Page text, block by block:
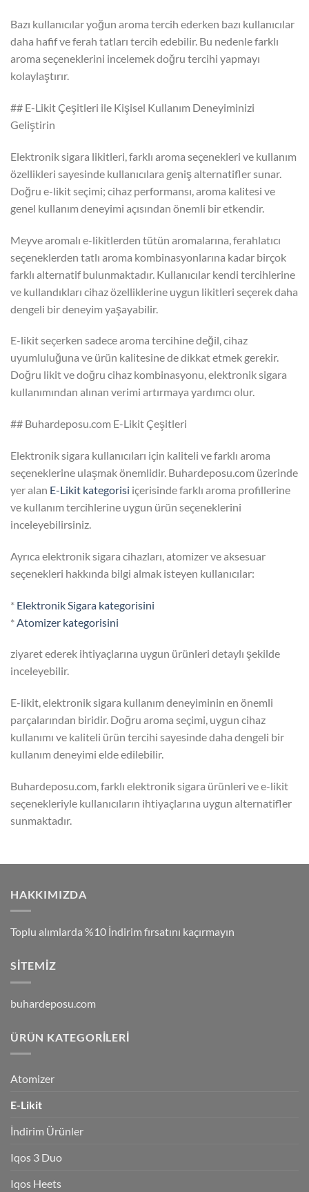
Bazı kullanıcılar yoğun aroma tercih ederken bazı kullanıcılar
daha hafif ve ferah tatları tercih edebilir. Bu nedenle farklı
aroma seçeneklerini incelemek doğru tercihi yapmayı
kolaylaştırır.
## E-Likit Çeşitleri ile Kişisel Kullanım Deneyiminizi
Geliştirin
Elektronik sigara likitleri, farklı aroma seçenekleri ve kullanım
özellikleri sayesinde kullanıcılara geniş alternatifler sunar.
Doğru e-likit seçimi; cihaz performansı, aroma kalitesi ve
genel kullanım deneyimi açısından önemli bir etkendir.
Meyve aromalı e-likitlerden tütün aromalarına, ferahlatıcı
seçeneklerden tatlı aroma kombinasyonlarına kadar birçok
farklı alternatif bulunmaktadır. Kullanıcılar kendi tercihlerine
ve kullandıkları cihaz özelliklerine uygun likitleri seçerek daha
dengeli bir deneyim yaşayabilir.
E-likit seçerken sadece aroma tercihine değil, cihaz
uyumluluğuna ve ürün kalitesine de dikkat etmek gerekir.
Doğru likit ve doğru cihaz kombinasyonu, elektronik sigara
kullanımından alınan verimi artırmaya yardımcı olur.
## Buhardeposu.com E-Likit Çeşitleri
Elektronik sigara kullanıcıları için kaliteli ve farklı aroma
seçeneklerine ulaşmak önemlidir. Buhardeposu.com üzerinde
yer alan E-Likit kategorisi içerisinde farklı aroma profillerine
ve kullanım tercihlerine uygun ürün seçeneklerini
inceleyebilirsiniz.
Ayrıca elektronik sigara cihazları, atomizer ve aksesuar
seçenekleri hakkında bilgi almak isteyen kullanıcılar:
* Elektronik Sigara kategorisini
* Atomizer kategorisini
ziyaret ederek ihtiyaçlarına uygun ürünleri detaylı şekilde
inceleyebilir.
E-likit, elektronik sigara kullanım deneyiminin en önemli
parçalarından biridir. Doğru aroma seçimi, uygun cihaz
kullanımı ve kaliteli ürün tercihi sayesinde daha dengeli bir
kullanım deneyimi elde edilebilir.
Buhardeposu.com, farklı elektronik sigara ürünleri ve e-likit
seçenekleriyle kullanıcıların ihtiyaçlarına uygun alternatifler
sunmaktadır.
HAKKIMIZDA
Toplu alımlarda %10 İndirim fırsatını kaçırmayın
SITEMIZ
buhardeposu.com
ÜRÜN KATEGORILERI
Atomizer
E-Likit
İndirim Ürünler
Iqos 3 Duo
Iqos Heets